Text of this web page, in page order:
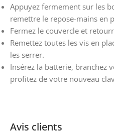
Appuyez fermement sur les
remettre le repose-mains en
Fermez le couvercle et
Remettez toutes les vis en
les serrer.
Insérez la batterie, branchez
profitez de votre nouveau
Avis clients